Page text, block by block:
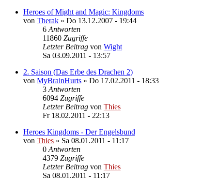
Heroes of Might and Magic: Kingdoms
von Therak » Do 13.12.2007 - 19:44
6 Antworten
11860 Zugriffe
Letzter Beitrag von Wight
Sa 03.09.2011 - 13:57
2. Saison (Das Erbe des Drachen 2)
von MyBrainHurts » Do 17.02.2011 - 18:33
3 Antworten
6094 Zugriffe
Letzter Beitrag von Thies
Fr 18.02.2011 - 22:13
Heroes Kingdoms - Der Engelsbund
von Thies » Sa 08.01.2011 - 11:17
0 Antworten
4379 Zugriffe
Letzter Beitrag von Thies
Sa 08.01.2011 - 11:17